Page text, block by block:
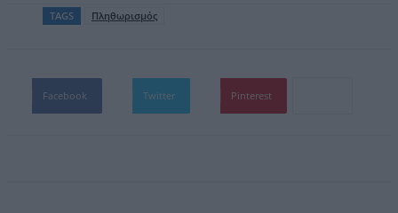
TAGS Πληθωρισμός
Facebook Twitter Pinterest